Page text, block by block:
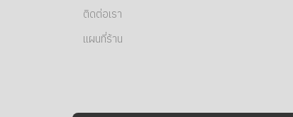
ติดต่อเรา
แผนที่ร้าน